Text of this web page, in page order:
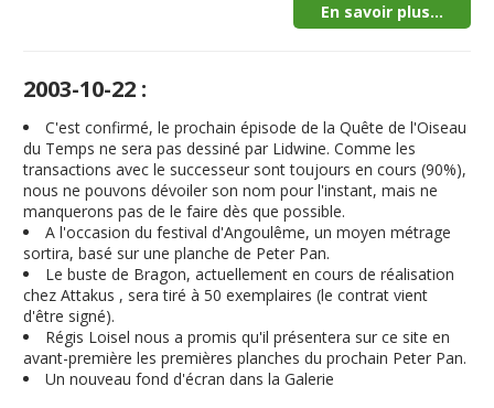
En savoir plus...
2003-10-22 :
C'est confirmé, le prochain épisode de la Quête de l'Oiseau
du Temps ne sera pas dessiné par Lidwine. Comme les
transactions avec le successeur sont toujours en cours (90%),
nous ne pouvons dévoiler son nom pour l'instant, mais ne
manquerons pas de le faire dès que possible.
A l'occasion du festival d'Angoulême, un moyen métrage
sortira, basé sur une planche de Peter Pan.
Le buste de Bragon, actuellement en cours de réalisation
chez Attakus , sera tiré à 50 exemplaires (le contrat vient
d'être signé).
Régis Loisel nous a promis qu'il présentera sur ce site en
avant-première les premières planches du prochain Peter Pan.
Un nouveau fond d'écran dans la Galerie